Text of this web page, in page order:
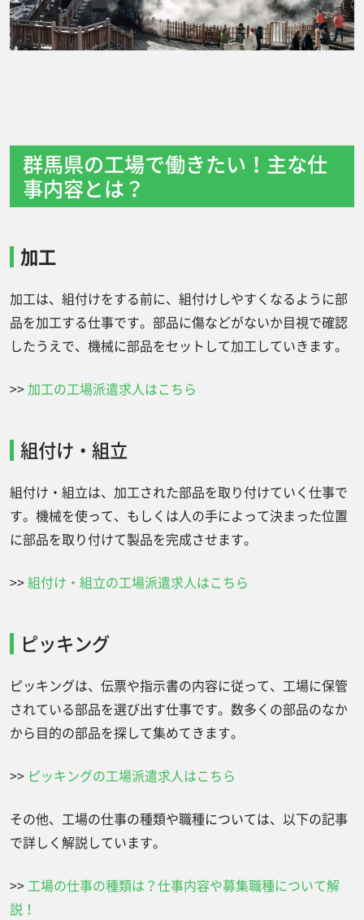
群馬県の工場で働きたい！主な仕
事内容とは？
加工
加工は、組付けをする前に、組付けしやすくなるように部
品を加工する仕事です。部品に傷などがないか目視で確認
したうえで、機械に部品をセットして加工していきます。
>> 加工の工場派遣求人はこちら
組付け・組立
組付け・組立は、加工された部品を取り付けていく仕事で
す。機械を使って、もしくは人の手によって決まった位置
に部品を取り付けて製品を完成させます。
>>組付け・組立の工場派遣求人はこちら
ピッキング
ピッキングは、伝票や指示書の内容に従って、工場に保管
されている部品を選び出す仕事です。数多くの部品のなか
から目的の部品を探して集めてきます。
>> ピッキングの工場派遣求人はこちら
その他、工場の仕事の種類や職種については、以下の記事
で詳しく解説しています。
>> 工場の仕事の種類は？仕事内容や募集職種について解
説！